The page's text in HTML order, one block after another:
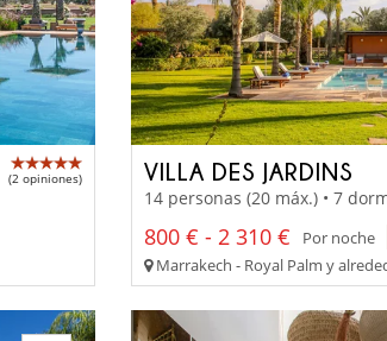
(2 opiniones) VILLA DES JARDINS
14 personas (20 máx.) • 7
800 € - 2 310 € Por noche
Marrakech - Royal Palm y